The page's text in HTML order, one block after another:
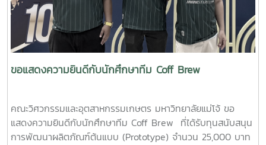
ขอแสดงความยินดีกับนักศึกษาทีม Coff Brew
คณะวิศวกรรมและอุตสาหกรรมเกษตร มหาวิทยาลัยแม่โจ้ ขอ
แสดงความยินดีกับนักศึกษาทีม Coff Brew ที่ได้รับทุนสนับสนุน
การพัฒนาผลิตภัณฑ์ต้นแบบ (Prototype) จำนวน 25,000 บาท